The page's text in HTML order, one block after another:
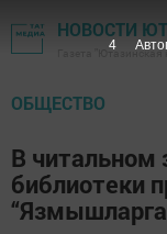
НОВОСТИ
Газета
ОБЩЕСТВО
В читальном
библиотеки
3